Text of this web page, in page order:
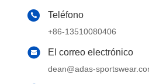
Teléfono
+86-13510080406
El correo electrónico
dean@adas-